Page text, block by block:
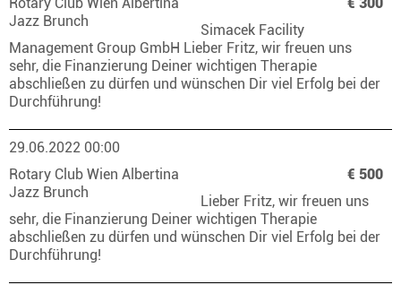
Jazz Brunch
Simacek Facility
Management Group GmbH Lieber Fritz, wir freuen uns
sehr, die Finanzierung Deiner wichtigen Therapie
abschließen zu dürfen und wünschen Dir viel Erfolg bei der
Durchführung!
29.06.2022 00:00
Rotary Club Wien Albertina
Jazz Brunch
€ 500
Lieber Fritz, wir freuen uns
sehr, die Finanzierung Deiner wichtigen Therapie
abschließen zu dürfen und wünschen Dir viel Erfolg bei der
Durchführung!